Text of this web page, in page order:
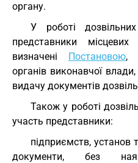
органу.
У роботі
представники
визначені Постановою,
органів виконавчої
видачу документів
Також у роботі
участь представники:
підприємств, установ
документи, без